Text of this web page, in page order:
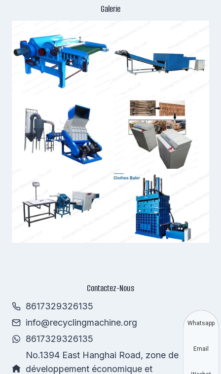
Galerie
Contactez-Nous
8617329326135
info@recyclingmachine.org
8617329326135
No.1394 East Hanghai Road, zone de
développement économique et
Whatsapp
Email